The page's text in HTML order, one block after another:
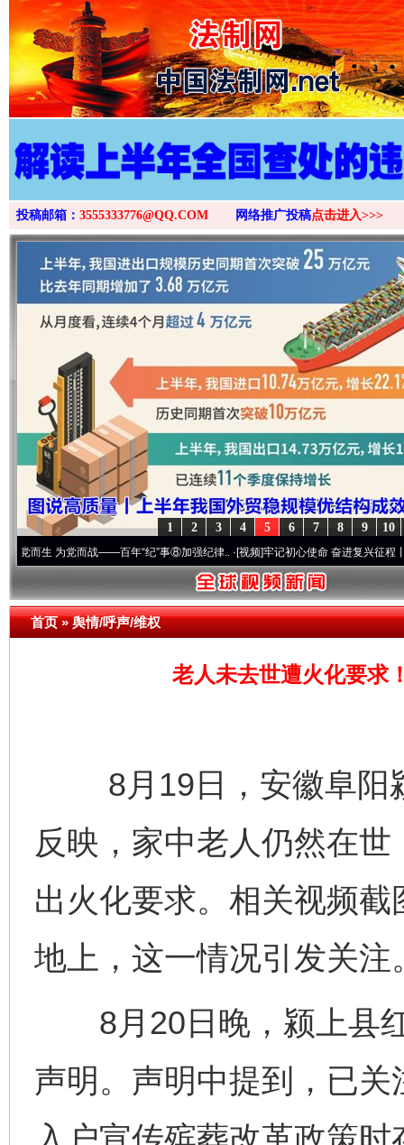
>
投稿邮箱： 3555333776@QQ.COM 网络推广投稿点击进入>>>
10
9
8
7
6
5
4
3
2
1
党而战——百年“纪”事⑧加强纪律..·[视频]牢记初心使命 奋进复兴征程丨“转折之城”
首页»舆情/呼声/维权
老人未去世遭火化要求
8月19日，安徽阜阳
反映，家中老人仍然在
出火化要求。相关视频
地上，这一情况引发关注
8月20日晚，颍上县红
声明。声明中提到，已